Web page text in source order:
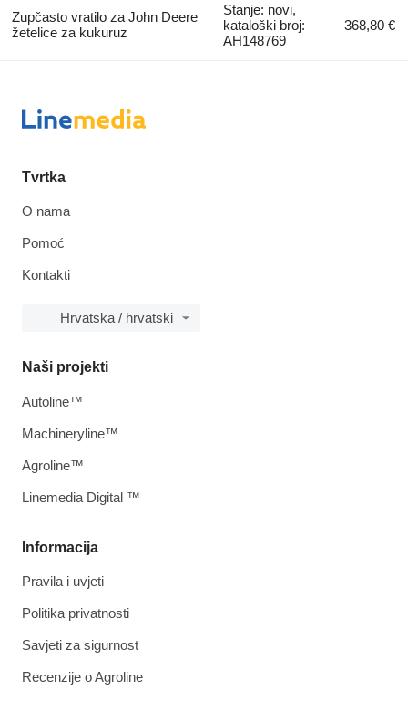
Zupčasto vratilo za John Deere
žetelice za kukuruz
Stanje: novi,
kataloški broj:
AH148769
368,80 €
Tvrtka
O nama
Pomoć
Kontakti
Hrvatska / hrvatski
Informacija
Pravila i uvjeti
Politika privatnosti
Savjeti za sigurnost
Recenzije o Agroline
Naši projekti
Autoline™
Machineryline™
Agroline™
Linemedia Digital ™